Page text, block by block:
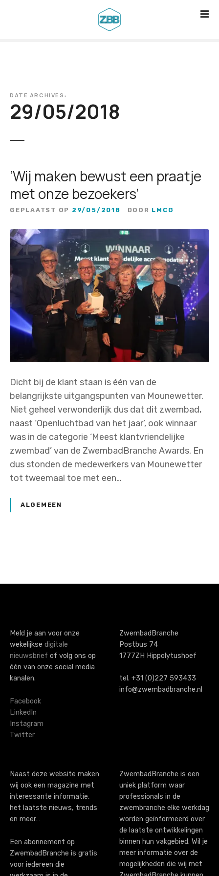
DATE ARCHIVES:
29/05/2018
‘Wij maken bewust een praatje
met onze bezoekers’
GEPLAATST OP 29/05/2018 DOOR LMCG
Dicht bij de klant staan is één van de
belangrijkste uitgangspunten van Mounewetter.
Niet geheel verwonderlijk dus dat dit zwembad,
naast ‘Openluchtbad van het jaar’, ook winnaar
was in de categorie ‘Meest klantvriendelijke
zwembad’ van de ZwembadBranche Awards. En
dus stonden de medewerkers van Mounewetter
tot tweemaal toe met een…
ALGEMEEN
o
s
n
a
i
g
a
i
o
n
Meld je aan voor onze
wekelijkse digitale
nieuwsbrief of volg ons op
één van onze social media
kanalen.
Facebook
LinkedIn
Instagram
Twitter
ZwembadBranche
Postbus 74
1777ZH Hippolytushoef
tel. +31 (0)227 593433
info@zwembadbranche.nl
Naast deze website maken
wij ook een magazine met
interessante informatie,
het laatste nieuws, trends
en meer…
Een abonnement op
ZwembadBranche is gratis
voor iedereen die
ZwembadBranche is een
uniek platform waar
professionals in de
zwembranche elke werkdag
worden geïnformeerd over
de laatste ontwikkelingen
binnen hun vakgebied. Wil je
meer informatie over de
mogelijkheden die wij met